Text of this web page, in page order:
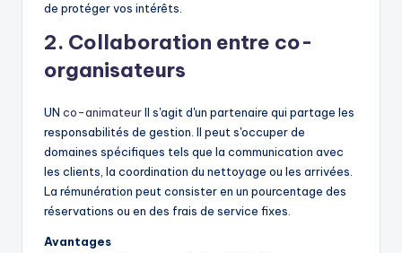
de protéger vos intérêts.
2. Collaboration entre co-
organisateurs
UN co-animateurIl s'agit d'un partenaire qui partage les
responsabilités de gestion. Il peut s'occuper de
domaines spécifiques tels que la communication avec
les clients, la coordination du nettoyage ou les arrivées.
La rémunération peut consister en un pourcentage des
réservations ou en des frais de service fixes.
Avantages